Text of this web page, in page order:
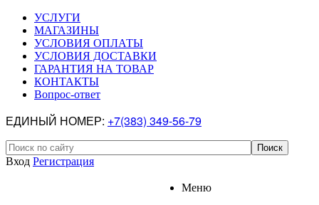
УСЛУГИ
МАГАЗИНЫ
УСЛОВИЯ ОПЛАТЫ
УСЛОВИЯ ДОСТАВКИ
ГАРАНТИЯ НА ТОВАР
КОНТАКТЫ
Вопрос-ответ
ЕДИНЫЙ НОМЕР: +7(383) 349-56-79
Вход Регистрация
Меню